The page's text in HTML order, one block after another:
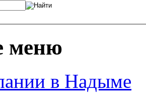
меню
в Надыме